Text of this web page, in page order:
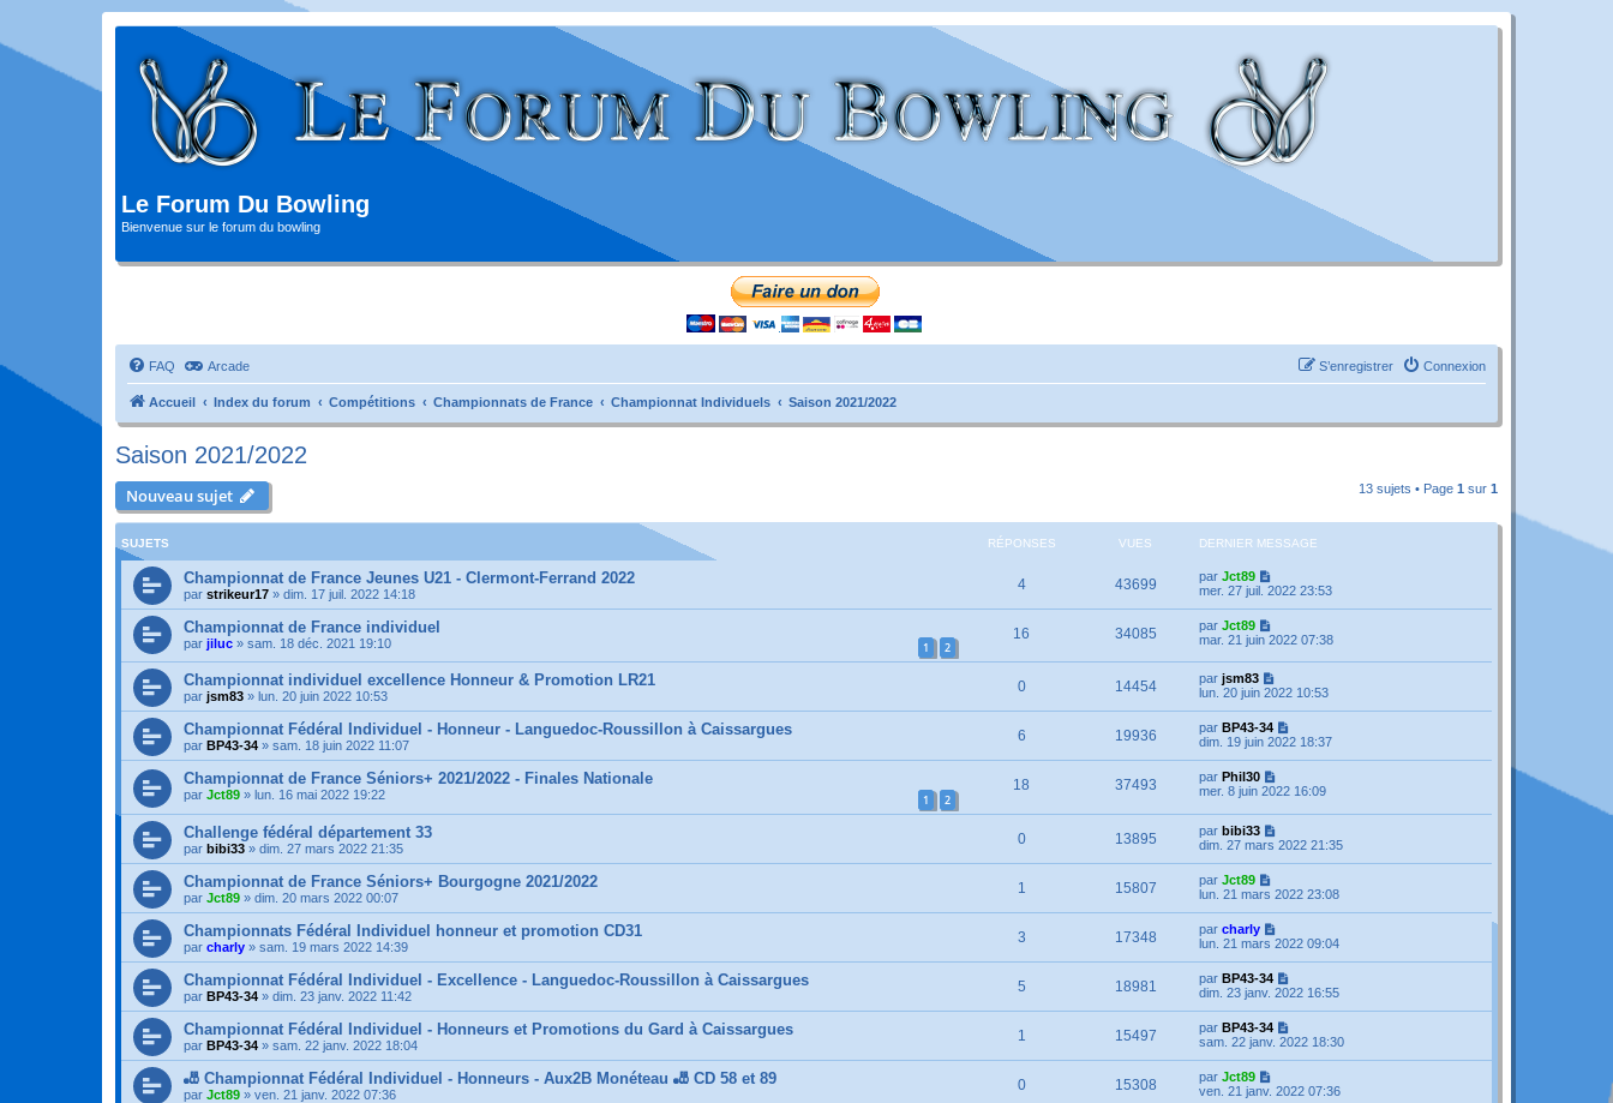
Le Forum Du Bowling
Bienvenue sur le forum du bowling
FAQ Arcade Connexion
S’enregistrer
Accueil Index du forum Compétitions Championnats de France Championnat Individuels Saison 2021/2022
Saison 2021/2022
Nouveau sujet 13 sujets • Page 1 sur 1
SUJETS RÉPONSES VUES DERNIER MESSAGE
Championnat de France Jeunes U21 - Clermont-Ferrand 2022
par strikeur17 » dim. 17 juil. 2022 14:18
4 43699 par Jct89
mer. 27 juil. 2022 23:53
Championnat de France individuel
par jiluc » sam. 18 déc. 2021 19:10 1 2
16 34085 par Jct89
mar. 21 juin 2022 07:38
Championnat individuel excellence Honneur & Promotion LR21
par jsm83 » lun. 20 juin 2022 10:53
0 14454 par jsm83
lun. 20 juin 2022 10:53
Championnat Fédéral Individuel - Honneur - Languedoc-Roussillon à Caissargues
par BP43-34 » sam. 18 juin 2022 11:07
6 19936 par BP43-34
dim. 19 juin 2022 18:37
Championnat de France Séniors+ 2021/2022 - Finales Nationale
par Jct89 » lun. 16 mai 2022 19:22 1 2
18 37493 par Phil30
mer. 8 juin 2022 16:09
Challenge fédéral département 33
par bibi33 » dim. 27 mars 2022 21:35
0 13895 par bibi33
dim. 27 mars 2022 21:35
Championnat de France Séniors+ Bourgogne 2021/2022
par Jct89 » dim. 20 mars 2022 00:07
1 15807 par Jct89
lun. 21 mars 2022 23:08
Championnats Fédéral Individuel honneur et promotion CD31
par charly » sam. 19 mars 2022 14:39
3 17348 par charly
lun. 21 mars 2022 09:04
Championnat Fédéral Individuel - Excellence - Languedoc-Roussillon à Caissargues
par BP43-34 » dim. 23 janv. 2022 11:42
5 18981 par BP43-34
dim. 23 janv. 2022 16:55
Championnat Fédéral Individuel - Honneurs et Promotions du Gard à Caissargues
par BP43-34 » sam. 22 janv. 2022 18:04
1 15497 par BP43-34
sam. 22 janv. 2022 18:30
🎳 Championnat Fédéral Individuel - Honneurs - Aux2B Monéteau 🎳 CD 58 et 89
par Jct89 » ven. 21 janv. 2022 07:36
0 15308 par Jct89
ven. 21 janv. 2022 07:36